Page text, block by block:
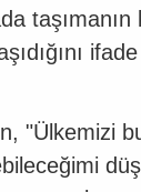
"Ülkemizi